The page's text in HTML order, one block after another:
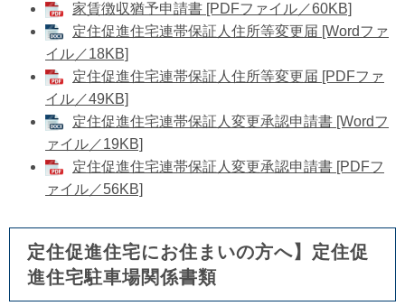
家賃徴収猶予申請書 [PDFファイル／60KB]
定住促進住宅連帯保証人住所等変更届 [Wordファ
イル／18KB]
定住促進住宅連帯保証人住所等変更届 [PDFファ
イル／49KB]
定住促進住宅連帯保証人変更承認申請書 [Wordフ
ァイル／19KB]
定住促進住宅連帯保証人変更承認申請書 [PDFフ
ァイル／56KB]
定住促進住宅にお住まいの方へ】定住促
進住宅駐車場関係書類